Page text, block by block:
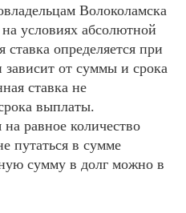
Волоколамска
условиях абсолютной
определяется при
зависит от суммы и срока
ставка не
выплаты.
равное количество
путаться в сумме
сумму в долг можно в